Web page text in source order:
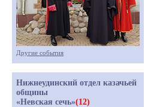
Другие события
Нижнеудинский отдел казачьей
общины
«Невская сечь»(12)